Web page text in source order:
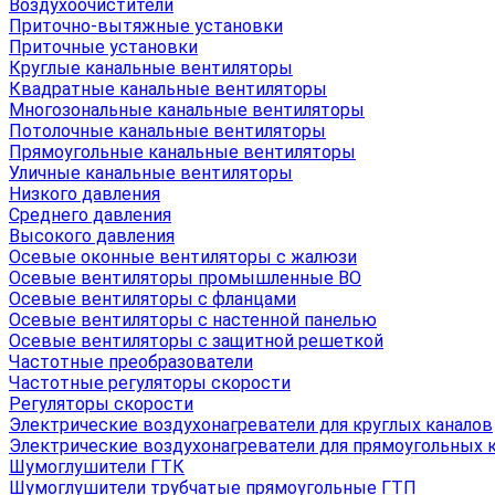
Воздухоочистители
Приточно-вытяжные установки
Приточные установки
Круглые канальные вентиляторы
Квадратные канальные вентиляторы
Многозональные канальные вентиляторы
Потолочные канальные вентиляторы
Прямоугольные канальные вентиляторы
Уличные канальные вентиляторы
Низкого давления
Среднего давления
Высокого давления
Осевые оконные вентиляторы с жалюзи
Осевые вентиляторы промышленные ВО
Осевые вентиляторы с фланцами
Осевые вентиляторы с настенной панелью
Осевые вентиляторы с защитной решеткой
Частотные преобразователи
Частотные регуляторы скорости
Регуляторы скорости
Электрические воздухонагреватели для круглых каналов
Электрические воздухонагреватели для прямоугольных
Шумоглушители ГТК
Шумоглушители трубчатые прямоугольные ГТП